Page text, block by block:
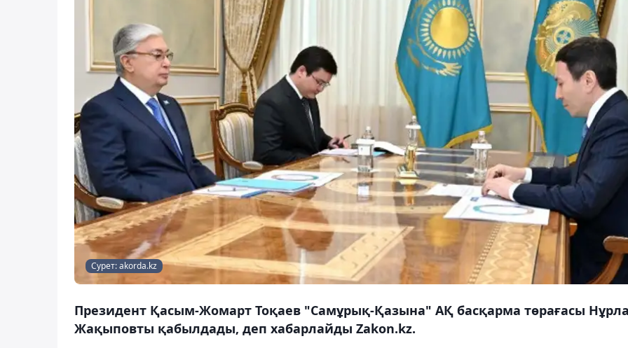
Сурет: akorda.kz
Президент Қасым-Жомарт Тоқаев "Самұрық-Қазына" АҚ басқарма төрағасы
Жақыповты қабылдады, деп хабарлайды Zakon.kz.